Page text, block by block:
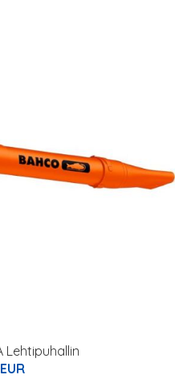
Lehtipuhallin